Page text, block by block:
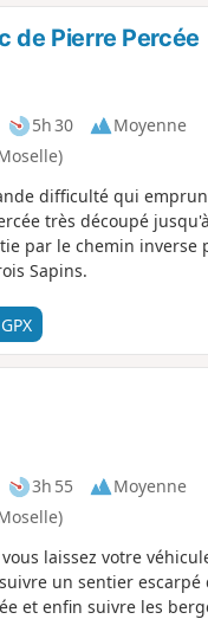
de Pierre Percée
5h 30
Moyenne
difficulté qui
très découpé
par le chemin inverse
Sapins.
3h 55
Moyenne
laissez votre
un sentier
et enfin suivre les